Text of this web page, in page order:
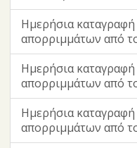
Ημερήσια
απορριμμάτων από
Ημερήσια
απορριμμάτων από
Ημερήσια
απορριμμάτων από